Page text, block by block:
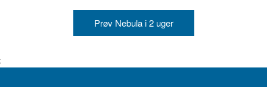
Prøv Nebula i 2 uger
;